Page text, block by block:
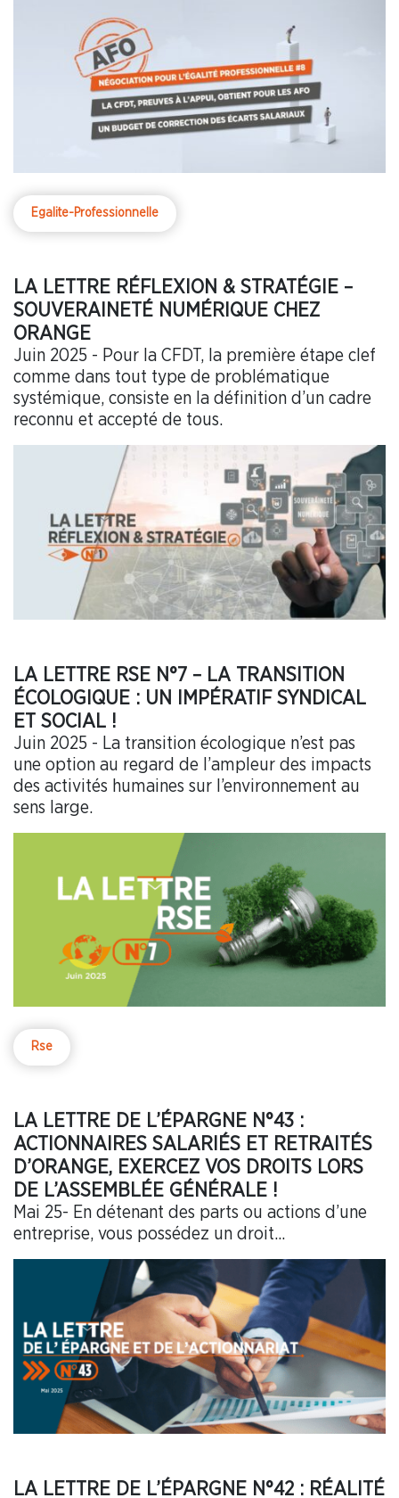
Egalite-Professionnelle
LA LETTRE RÉFLEXION & STRATÉGIE –
SOUVERAINETÉ NUMÉRIQUE CHEZ
ORANGE
Juin 2025 - Pour la CFDT, la première étape clef
comme dans tout type de problématique
systémique, consiste en la définition d’un cadre
reconnu et accepté de tous.
LA LETTRE RSE N°7 – LA TRANSITION
ÉCOLOGIQUE : UN IMPÉRATIF SYNDICAL
ET SOCIAL !
Juin 2025 - La transition écologique n’est pas
une option au regard de l’ampleur des impacts
des activités humaines sur l’environnement au
sens large.
Rse
LA LETTRE DE L’ÉPARGNE N°43 :
ACTIONNAIRES SALARIÉS ET RETRAITÉS
D’ORANGE, EXERCEZ VOS DROITS LORS
DE L’ASSEMBLÉE GÉNÉRALE !
Mai 25- En détenant des parts ou actions d’une
entreprise, vous possédez un droit...
LA LETTRE DE L’ÉPARGNE N°42 : RÉALITÉ